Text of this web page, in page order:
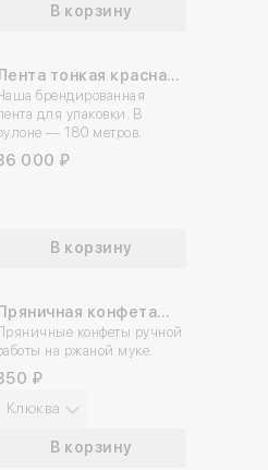
В корзину
тонкая красная
брендированная
для упаковки. В
— 180 метров.
000 ₽
В корзину
НОВИНКА
конфета
работы
конфеты ручной
на ржаной муке.
₽
В корзину
Клюква